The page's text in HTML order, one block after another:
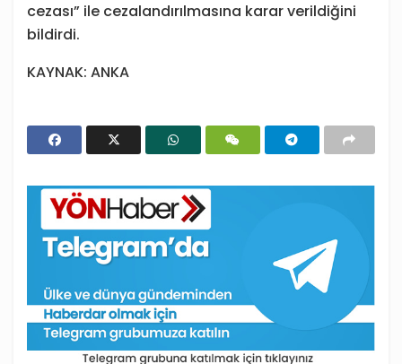
cezası” ile cezalandırılmasına karar verildiğini
bildirdi.
KAYNAK: ANKA